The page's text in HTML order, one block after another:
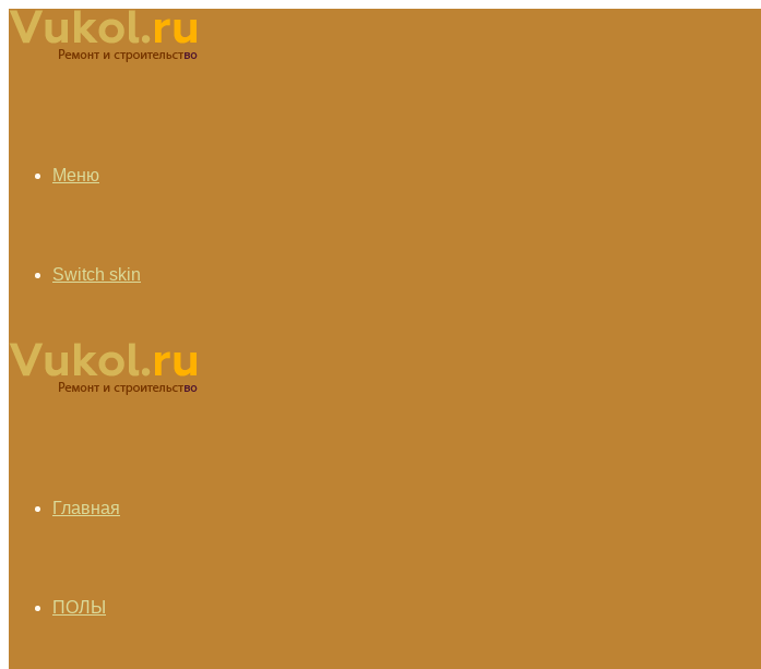
Меню
Switch skin
Главная
ПОЛЫ